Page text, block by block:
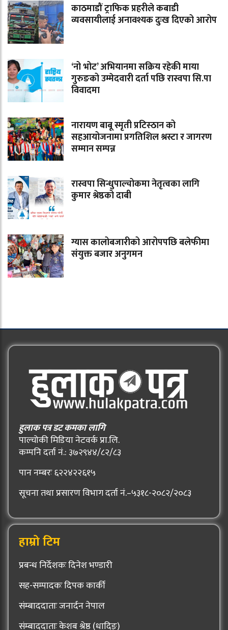
काठमाडौं ट्राफिक प्रहरीले कबाडी
व्यवसायीलाई अनावश्यक दुःख दिएको आरोप
‘नो भोट’ अभियानमा सक्रिय रहेकी माया
गुरुङको उम्मेदवारी दर्ता पछि रास्वपा सि.पा
विवादमा
नारायण बाबू स्मृती प्रटिस्ठान को
सहआयोजनामा प्रगतिशिल श्रस्टा र जागरण
सम्मान सम्पन्न
रास्वपा सिन्धुपाल्चोकमा नेतृत्वका लागि
कुमार श्रेष्ठको दाबी
ग्यास कालोबजारीको आरोपपछि बलेफीमा
संयुक्त बजार अनुगमन
हुलाक पत्र डट कमका लागि
पाल्चोकी मिडिया नेटवर्क प्रा.लि.
कम्पनि दर्ता नं.: ३७२९४४/८२/८३
पान नम्बरः ६२२४२२६१५
सूचना तथा प्रसारण विभाग दर्ता नं.–५३१८-२०८२/२०८३
हाम्रो टिम
प्रबन्ध निर्देशकः दिनेश भण्डारी
सह-सम्पादकः दिपक कार्की
संम्बाददाताः जनार्दन नेपाल
संम्बाददाताः केशब श्रेष्ठ (धादिङ्)